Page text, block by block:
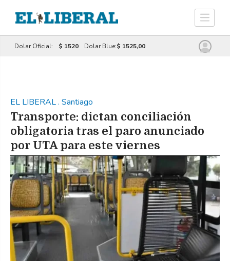
Dolar Oficial: $ 1520 Dolar Blue:$ 1525,00
EL LIBERAL. Santiago
Transporte: dictan conciliación
obligatoria tras el paro anunciado
por UTA para este viernes